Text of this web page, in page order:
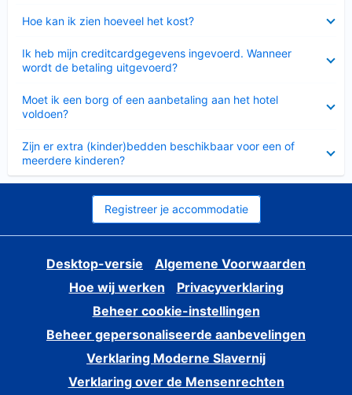
Hoe kan ik zien hoeveel het kost?
Ik heb mijn creditcardgegevens ingevoerd. Wanneer
wordt de betaling uitgevoerd?
Moet ik een borg of een aanbetaling aan het hotel
voldoen?
Zijn er extra (kinder)bedden beschikbaar voor een of
meerdere kinderen?
Registreer je accommodatie
Desktop-versie
Algemene Voorwaarden
Hoe wij werken
Privacyverklaring
Beheer cookie-instellingen
Beheer gepersonaliseerde aanbevelingen
Verklaring Moderne Slavernij
Verklaring over de Mensenrechten